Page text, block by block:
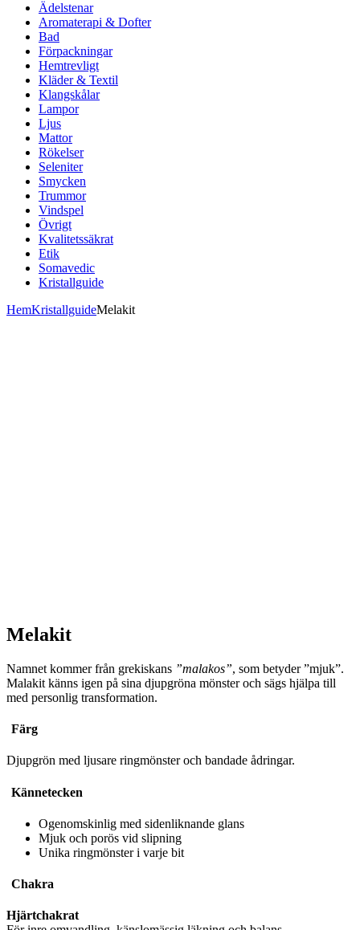
Ädelstenar
Aromaterapi & Dofter
Bad
Förpackningar
Hemtrevligt
Kläder & Textil
Klangskålar
Lampor
Ljus
Mattor
Rökelser
Seleniter
Smycken
Trummor
Vindspel
Övrigt
Kvalitetssäkrat
Etik
Somavedic
Kristallguide
HemKristallguideMelakit
Melakit
Namnet kommer från grekiskans ”malakos”, som betyder ”mjuk”.
Malakit känns igen på sina djupgröna mönster och sägs hjälpa till
med personlig transformation.
Färg
Djupgrön med ljusare ringmönster och bandade ådringar.
Kännetecken
Ogenomskinlig med sidenliknande glans
Mjuk och porös vid slipning
Unika ringmönster i varje bit
Chakra
Hjärtchakrat